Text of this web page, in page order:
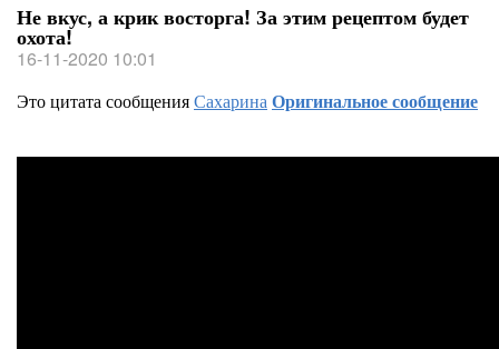
Не вкус, а крик восторга! За этим рецептом будет
охота!
16-11-2020 10:01
Это цитата сообщенияСахарина Оригинальное сообщение